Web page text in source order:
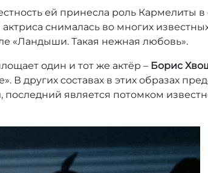
ей принесла роль Кармелиты
снималась во многих
«Ландыши. Такая нежная любовь».
один и тот же актёр – Борис
других составах в этих образах
последний является потомком